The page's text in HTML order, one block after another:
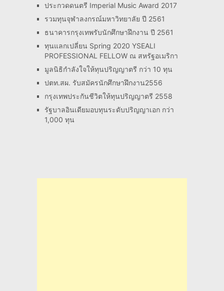
ประกวดดนตรี Imperial Music Award 2017
รวมทุนจุฬาลงกรณ์มหาวิทยาลัย ปี 2561
ธนาคารกรุงเทพรับนักศึกษาฝึกงาน ปี 2561
ทุนแลกเปลี่ยน Spring 2020 YSEALI
PROFESSIONAL FELLOW ณ สหรัฐอเมริกา
มูลนิธิกำลังใจให้ทุนปริญญาตรี กว่า 10 ทุน
ปตท.สผ. รับสมัครนักศึกษาฝึกงาน2556
กรุงเทพประกันชีวิตให้ทุนปริญญาตรี 2558
รัฐบาลอินเดียมอบทุนระดับปริญญาเอก กว่า
1,000 ทุน